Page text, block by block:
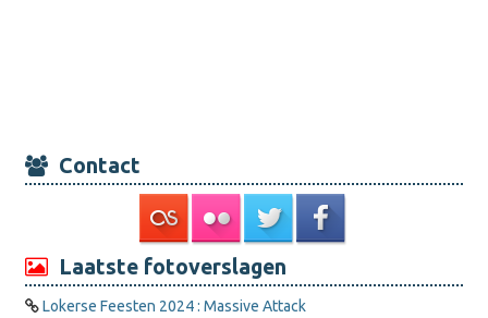
Contact
Laatste fotoverslagen
Lokerse Feesten 2024 : Massive Attack